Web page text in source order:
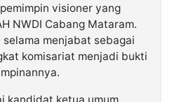
visioner yang
NWDI Cabang Mataram.
menjabat sebagai
komisariat menjadi bukti